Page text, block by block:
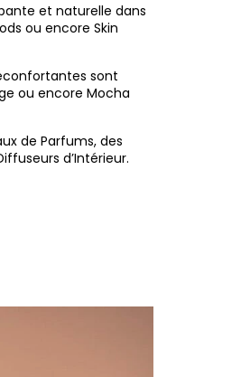
et naturelle dans
ou encore Skin
sont
ou encore Mocha
de Parfums, des
d’Intérieur.